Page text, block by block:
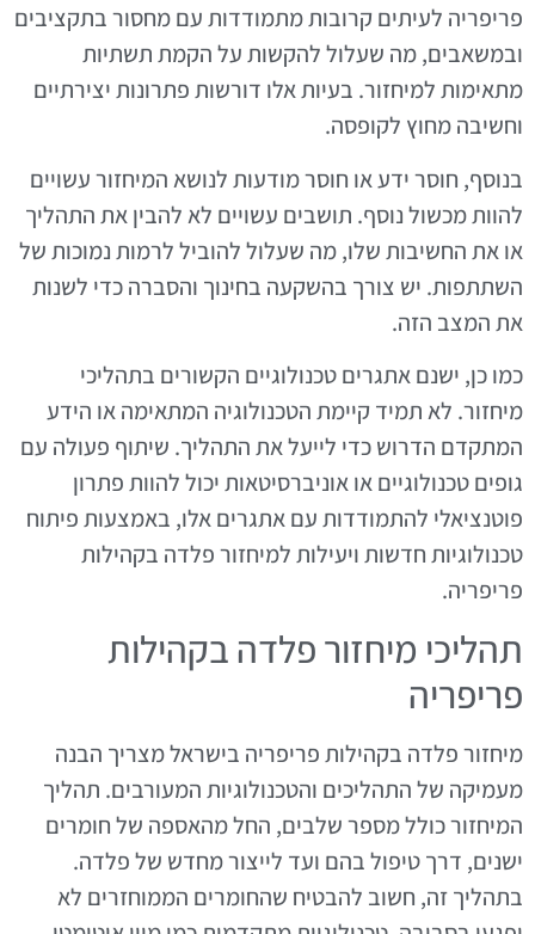
פריפריה לעיתים קרובות מתמודדות עם מחסור בתקציבים
ובמשאבים, מה שעלול להקשות על הקמת תשתיות
מתאימות למיחזור. בעיות אלו דורשות פתרונות יצירתיים
וחשיבה מחוץ לקופסה.
בנוסף, חוסר ידע או חוסר מודעות לנושא המיחזור עשויים
להוות מכשול נוסף. תושבים עשויים לא להבין את התהליך
או את החשיבות שלו, מה שעלול להוביל לרמות נמוכות של
השתתפות. יש צורך בהשקעה בחינוך והסברה כדי לשנות
את המצב הזה.
כמו כן, ישנם אתגרים טכנולוגיים הקשורים בתהליכי
מיחזור. לא תמיד קיימת הטכנולוגיה המתאימה או הידע
המתקדם הדרוש כדי לייעל את התהליך. שיתוף פעולה עם
גופים טכנולוגיים או אוניברסיטאות יכול להוות פתרון
פוטנציאלי להתמודדות עם אתגרים אלו, באמצעות פיתוח
טכנולוגיות חדשות ויעילות למיחזור פלדה בקהילות
פריפריה.
תהליכי מיחזור פלדה בקהילות
פריפריה
מיחזור פלדה בקהילות פריפריה בישראל מצריך הבנה
מעמיקה של התהליכים והטכנולוגיות המעורבים. תהליך
המיחזור כולל מספר שלבים, החל מהאספה של חומרים
ישנים, דרך טיפול בהם ועד לייצור מחדש של פלדה.
בתהליך זה, חשוב להבטיח שהחומרים הממוחזרים לא